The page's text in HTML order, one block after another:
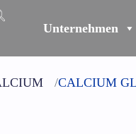
Unternehmen
CALCIUM